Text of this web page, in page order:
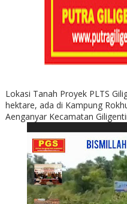
Lokasi Tanah Proyek PLTS
hektare, ada di Kampung
Aenganyar Kecamatan